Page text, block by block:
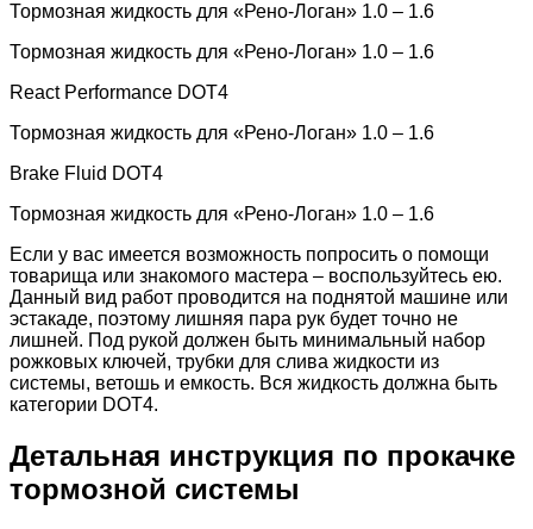
Тормозная жидкость для «Рено-Логан» 1.0 – 1.6
Тормозная жидкость для «Рено-Логан» 1.0 – 1.6
React Performance DOT4
Тормозная жидкость для «Рено-Логан» 1.0 – 1.6
Brake Fluid DOT4
Тормозная жидкость для «Рено-Логан» 1.0 – 1.6
Если у вас имеется возможность попросить о помощи
товарища или знакомого мастера – воспользуйтесь ею.
Данный вид работ проводится на поднятой машине или
эстакаде, поэтому лишняя пара рук будет точно не
лишней. Под рукой должен быть минимальный набор
рожковых ключей, трубки для слива жидкости из
системы, ветошь и емкость. Вся жидкость должна быть
категории DOT4.
Детальная инструкция по прокачке
тормозной системы